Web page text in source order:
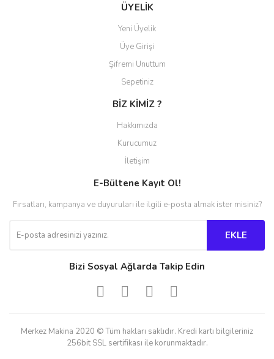
Gönder
ÜYELİK
Yeni Üyelik
Üye Girişi
Şifremi Unuttum
Sepetiniz
BİZ KİMİZ ?
Hakkımızda
Kurucumuz
İletişim
E-Bültene Kayıt Ol!
Fırsatları, kampanya ve duyuruları ile ilgili e-posta almak ister misiniz?
EKLE
Bizi Sosyal Ağlarda Takip Edin
Merkez Makina 2020 © Tüm hakları saklıdır. Kredi kartı bilgileriniz
256bit SSL sertifikası ile korunmaktadır.